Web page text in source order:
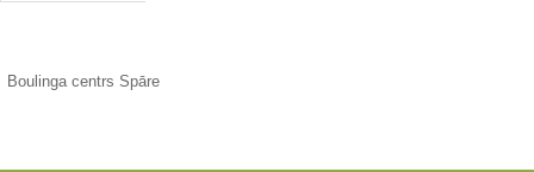
Boulinga centrs Spāre